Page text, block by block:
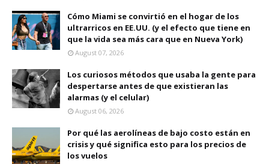
Cómo Miami se convirtió en el hogar de los
ultrarricos en EE.UU. (y el efecto que tiene en
que la vida sea más cara que en Nueva York)
August 07, 2026
Los curiosos métodos que usaba la gente para
despertarse antes de que existieran las
alarmas (y el celular)
August 06, 2026
Por qué las aerolíneas de bajo costo están en
crisis y qué significa esto para los precios de
los vuelos